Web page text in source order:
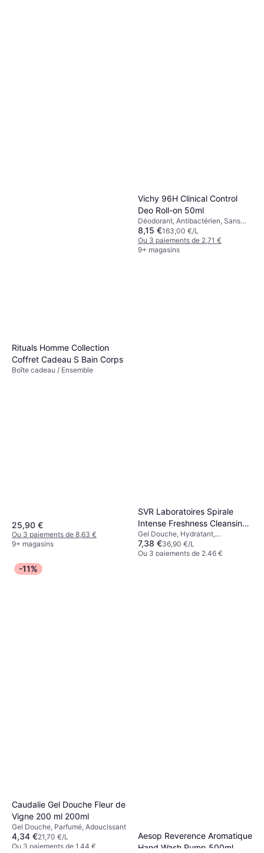
Vichy 96H Clinical Control
Deo Roll-on 50ml
Déodorant, Antibactérien, Sans
Alcool, Dermatologiquement
Testé, Antitranspirant
8,15 €163,00 €/L
Ou 3 paiements de 2,71 €
9+ magasins
Rituals Homme Collection
Coffret Cadeau S Bain Corps
Boîte cadeau / Ensemble
25,90 €
Ou 3 paiements de 8,63 €
9+ magasins
SVR Laboratoires Spirale
Intense Freshness Cleansing
Gel 200ml
Gel Douche, Hydratant,
Antibactérien,
Dermatologiquement Testé
7,38 €36,90 €/L
Ou 3 paiements de 2,46 €
-11%
Caudalie Gel Douche Fleur de
Vigne 200 ml 200ml
Gel Douche, Parfumé, Adoucissant
4,34 €21,70 €/L
Ou 3 paiements de 1,44 €
Aesop Reverence Aromatique
Hand Wash Pump 500ml